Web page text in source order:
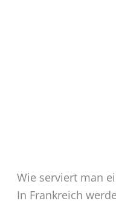
Wie serviert man
In Frankreich